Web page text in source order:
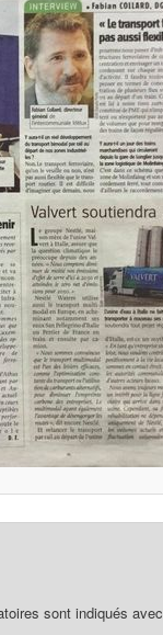
sont indiqués avec